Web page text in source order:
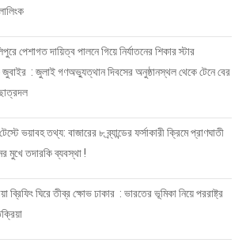
পেশাগত দায়িত্ব পালনে গিয়ে নির্যাতনের শিকার স্টার
জুবাইর : জুলাই গণঅভ্যুত্থান দিবসের অনুষ্ঠানস্থল থেকে টেনে বের
ভয়াবহ তথ্য: বাজারের ৮ ব্র্যান্ডের ফর্সাকারী ক্রিমে প্রাণঘাতী
মুখে তদারকি ব্যবস্থা !
ব্রিফিং ঘিরে তীব্র ক্ষোভ ঢাকার : ভারতের ভূমিকা নিয়ে পররাষ্ট্র